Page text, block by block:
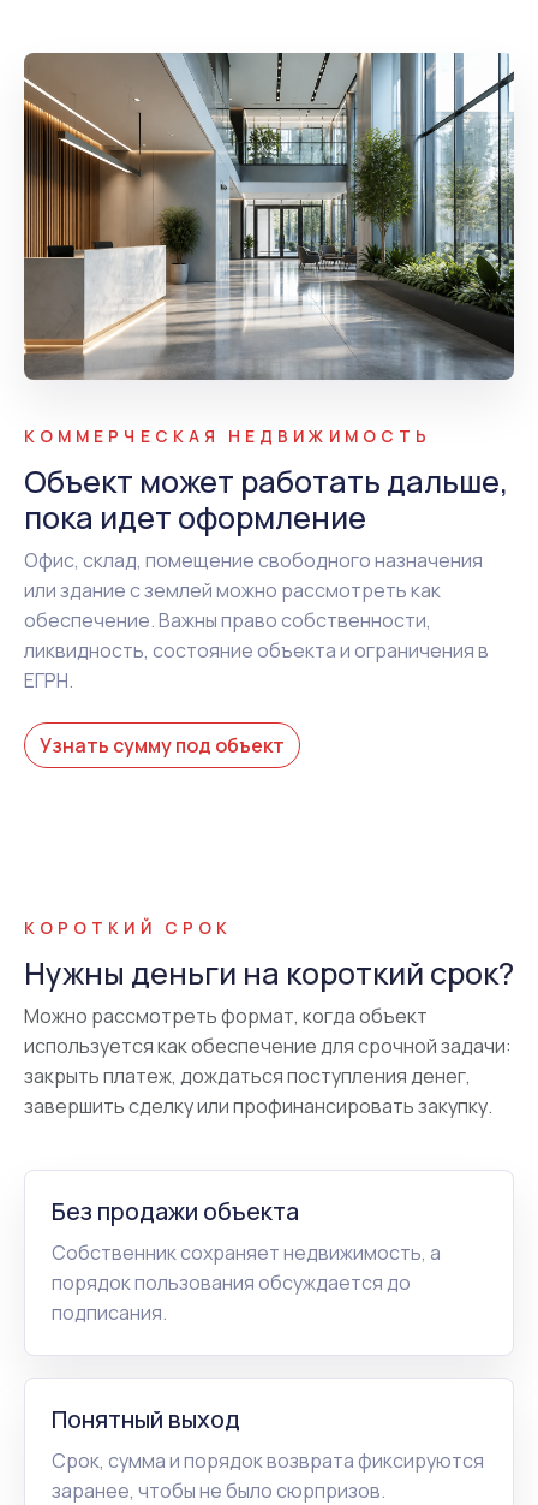
КОММЕРЧЕСКАЯ НЕДВИЖИМОСТЬ
Объект может работать дальше,
пока идет оформление
Офис, склад, помещение свободного назначения
или здание с землей можно рассмотреть как
обеспечение. Важны право собственности,
ликвидность, состояние объекта и ограничения в
ЕГРН.
Узнать сумму под объект
КОРОТКИЙ СРОК
Нужны деньги на короткий срок?
Можно рассмотреть формат, когда объект
используется как обеспечение для срочной задачи:
закрыть платеж, дождаться поступления денег,
завершить сделку или профинансировать закупку.
Без продажи объекта
Собственник сохраняет недвижимость, а
порядок пользования обсуждается до
подписания.
Понятный выход
Срок, сумма и порядок возврата фиксируются
заранее, чтобы не было сюрпризов.